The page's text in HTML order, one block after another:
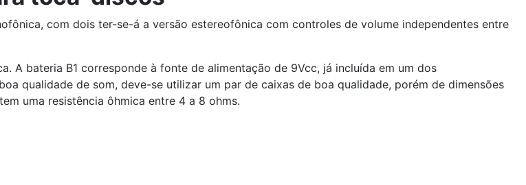
com dois ter-se-á a versão estereofônica com controles de volume independentes entre
A bateria B1 corresponde à fonte de alimentação de 9Vcc, já incluída em um dos
qualidade de som, deve-se utilizar um par de caixas de boa qualidade, porém de dimensões
uma resistência ôhmica entre 4 a 8 ohms.